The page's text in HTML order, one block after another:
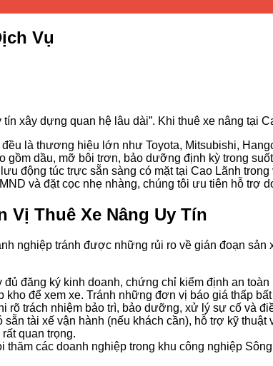
Vụ
xây dựng quan hệ lâu dài”. Khi thuê xe nâng tại
là thương hiệu lớn như Toyota, Mitsubishi,
gồm dầu, mỡ bôi trơn, bảo dưỡng định kỳ trong
động túc trực sẵn sàng có mặt tại Cao Lãnh trong
và đặt cọc nhẹ nhàng, chúng tôi ưu tiên hỗ trợ
Vị Thuê Xe Nâng Uy Tín
nghiệp tránh được những rủi ro về gián đoạn
đăng ký kinh doanh, chứng chỉ kiểm định an toàn
kho để xem xe. Tránh những đơn vị báo giá thấp
rõ trách nhiệm bảo trì, bảo dưỡng, xử lý sự cố và
tài xế vận hành (nếu khách cần), hỗ trợ kỹ
quan trọng.
thăm các doanh nghiệp trong khu công nghiệp